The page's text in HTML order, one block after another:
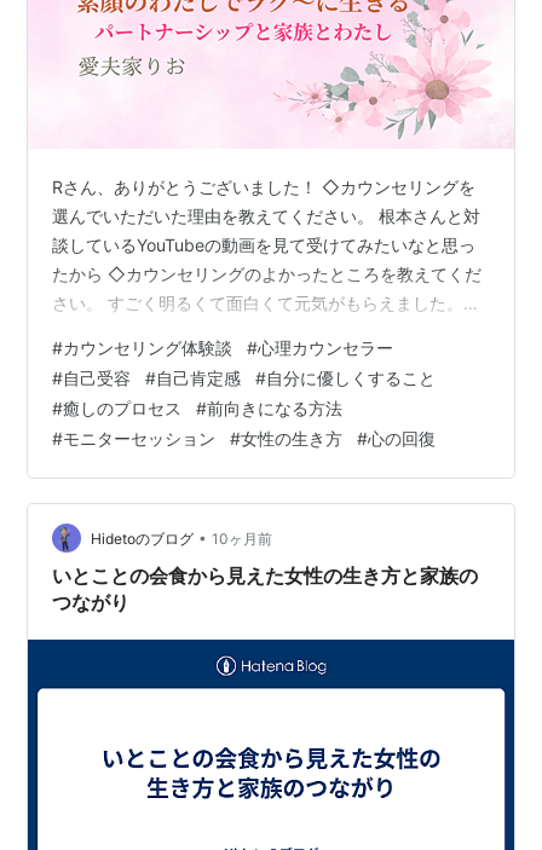
Rさん、ありがとうございました！ ◇カウンセリングを
選んでいただいた理由を教えてください。 根本さんと対
談しているYouTubeの動画を見て受けてみたいなと思っ
たから ◇カウンセリングのよかったところを教えてくだ
さい。 すごく明るくて面白くて元気がもらえました。話
り、全てにおいてok、これでいい、と肯定してくださり
安心感を感じました。また、それらの言葉が信頼できる
背景に、りおさん自身も苦しい時期を乗り越えたからこ
その重みみたいなものが感じられて、上部だけの励まし
じゃない感じが伝わってきました。 ◇カウンセリング
後、ご自身の中で気づきや変化があれ…
#カウンセリング体験談 #心理カウンセラー
#自己受容 #自己肯定感 #自分に優しくすること
#癒しのプロセス #前向きになる方法
#モニターセッション #女性の生き方 #心の回復
Hidetoのブログ • 10ヶ月前
いとことの会食から見えた女性の生き方と家族の
つながり